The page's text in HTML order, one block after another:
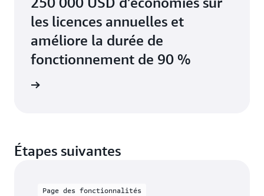
les licences annuelles et
améliore la durée de
fonctionnement de 90 %
Étapes suivantes
Page des fonctionnalités